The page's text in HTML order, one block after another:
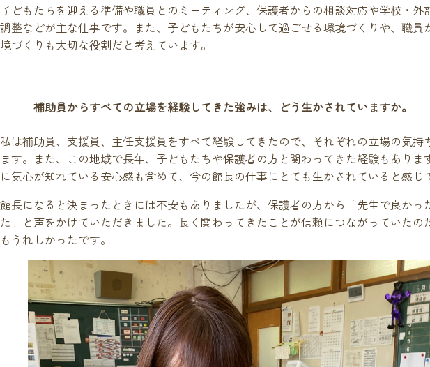
子どもたちを迎える準備や職員とのミーティング、保護者からの相談対応や学校・外
調整などが主な仕事です。また、子どもたちが安心して過ごせる環境づくりや、職員
境づくりも大切な役割だと考えています。
補助員からすべての立場を経験してきた強みは、どう生かされていますか。
私は補助員、支援員、主任支援員をすべて経験してきたので、それぞれの立場の気持
ます。また、この地域で長年、子どもたちや保護者の方と関わってきた経験もありま
に気心が知れている安心感も含めて、今の館長の仕事にとても生かされていると感じ
館長になると決まったときには不安もありましたが、保護者の方から「先生で良かっ
た」と声をかけていただきました。長く関わってきたことが信頼につながっていたの
もうれしかったです。